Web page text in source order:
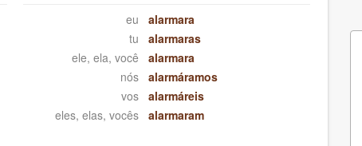
eu
alarmara
tu
alarmaras
ele, ela, você
alarmara
nós
alarmáramos
vos
alarmáreis
eles, elas, vocês
alarmaram